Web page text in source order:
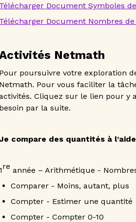
Télécharger Document Symboles
Télécharger Document Nombres de
Netmath
Pour poursuivre votre exploration
Netmath. Pour vous faciliter la
Cliquez sur le lien pour y
besoin par la suite.
compare des quantités à
1re année – Arithmétique -
Comparer - Moins, autant, plus
Compter - Estimer une quantité
Compter - Compter 0-10